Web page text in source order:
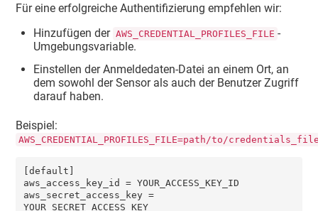
Für eine erfolgreiche Authentifizierung empfehlen wir:
Hinzufügen der AWS_CREDENTIAL_PROFILES_FILE -
Umgebungsvariable.
Einstellen der Anmeldedaten-Datei an einem Ort, an
dem sowohl der Sensor als auch der Benutzer Zugriff
darauf haben.
Beispiel:
AWS_CREDENTIAL_PROFILES_FILE=path/to/
[default]
aws_access_key_id = YOUR_ACCESS_KEY_ID
aws_secret_access_key =
YOUR_SECRET_ACCESS_KEY